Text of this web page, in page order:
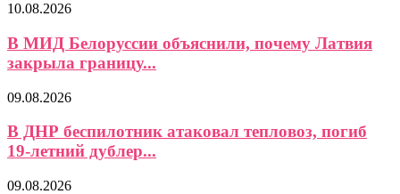
10.08.2026
В МИД Белоруссии объяснили, почему Латвия
закрыла границу...
09.08.2026
В ДНР беспилотник атаковал тепловоз, погиб
19-летний дублер...
09.08.2026